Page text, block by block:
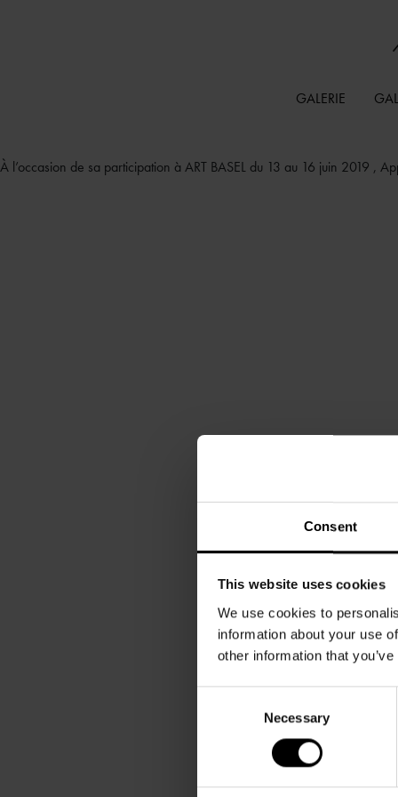
Consent
This website uses cookies
We use cookies to
information about your use
other information that
Necessary
GALERIE
À l’occasion de sa participation à ART BASEL du 13 au 16 juin 2019 ,